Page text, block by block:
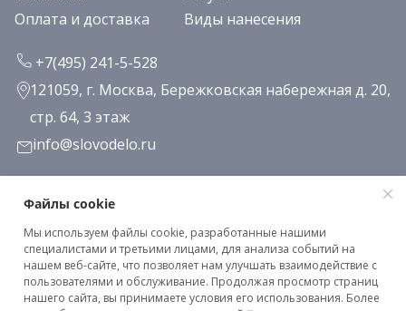
Оплата и доставка
Виды нанесения
+7(495) 241-5-528
121059, г. Москва, Бережковская набережная д. 20,
стр. 64, 3 этаж
info@slovodelo.ru
Заказать звонок
Подписаться на рассылку
Клиентское соглашение
Файлы cookie
Мы используем файлы cookie, разработанные нашими
специалистами и третьими лицами, для анализа событий на
нашем веб-сайте, что позволяет нам улучшать взаимодействие с
пользователями и обслуживание. Продолжая просмотр страниц
нашего сайта, вы принимаете условия его использования. Более